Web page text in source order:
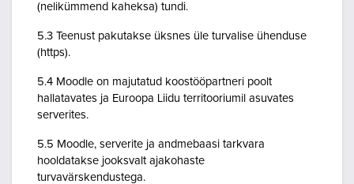
(nelikümmend kaheksa) tundi.
5.3 Teenust pakutakse üksnes üle turvalise ühenduse
(https).
5.4 Moodle on majutatud koostööpartneri poolt
hallatavates ja Euroopa Liidu territooriumil asuvates
serverites.
5.5 Moodle, serverite ja andmebaasi tarkvara
hooldatakse jooksvalt ajakohaste
turvavärskendustega.